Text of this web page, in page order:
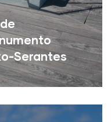
Serantes